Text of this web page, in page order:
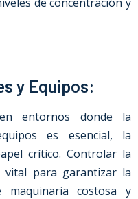
y Equipos:
entornos donde la
es esencial, la
crítico. Controlar la
vital para garantizar la
maquinaria costosa y